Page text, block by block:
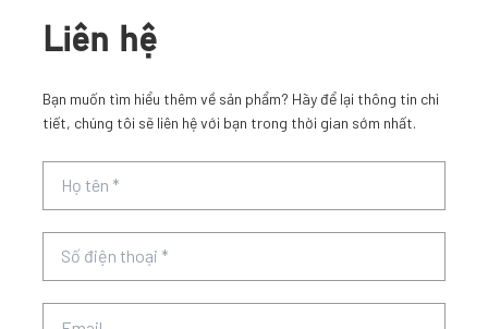
Liên hệ
Bạn muốn tìm hiểu thêm về sản phẩm? Hãy để lại thông tin chi
tiết, chúng tôi sẽ liên hệ với bạn trong thời gian sớm nhất.